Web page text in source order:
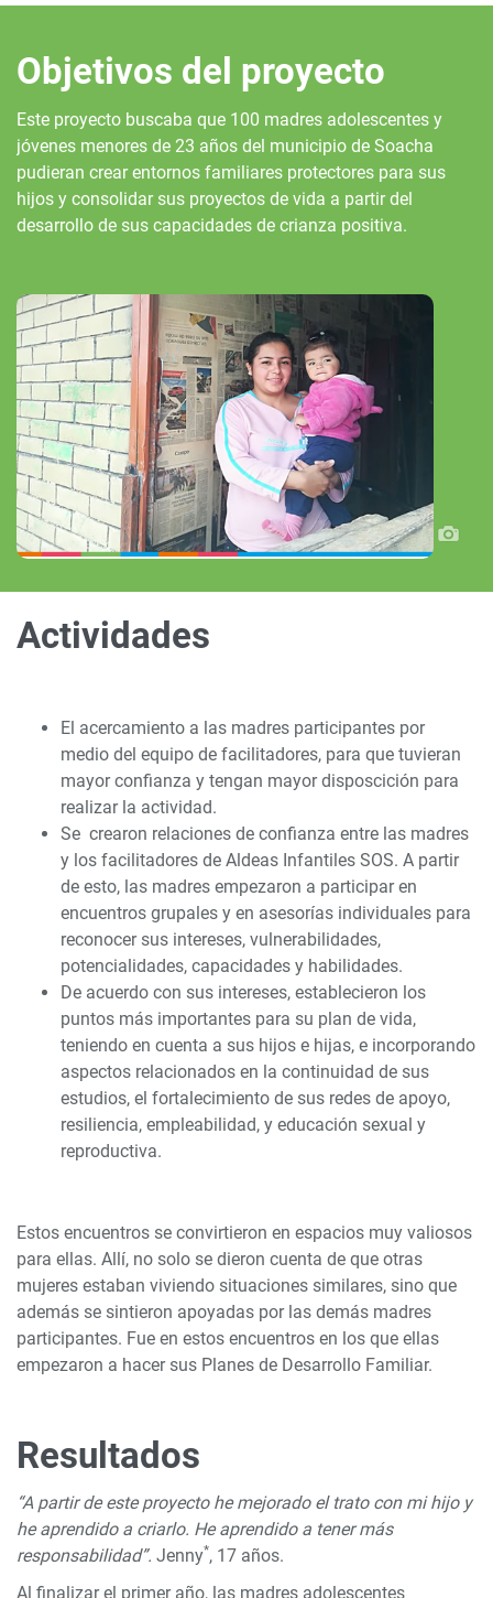
Objetivos del proyecto
Este proyecto buscaba que 100 madres adolescentes y
jóvenes menores de 23 años del municipio de Soacha
pudieran crear entornos familiares protectores para sus
hijos y consolidar sus proyectos de vida a partir del
desarrollo de sus capacidades de crianza positiva.
Actividades
El acercamiento a las madres participantes por
medio del equipo de facilitadores, para que tuvieran
mayor confianza y tengan mayor disposcición para
realizar la actividad.
Se crearon relaciones de confianza entre las madres
y los facilitadores de Aldeas Infantiles SOS. A partir
de esto, las madres empezaron a participar en
encuentros grupales y en asesorías individuales para
reconocer sus intereses, vulnerabilidades,
potencialidades, capacidades y habilidades.
De acuerdo con sus intereses, establecieron los
puntos más importantes para su plan de vida,
teniendo en cuenta a sus hijos e hijas, e incorporando
aspectos relacionados en la continuidad de sus
estudios, el fortalecimiento de sus redes de apoyo,
resiliencia, empleabilidad, y educación sexual y
reproductiva.
Estos encuentros se convirtieron en espacios muy valiosos
para ellas. Allí, no solo se dieron cuenta de que otras
mujeres estaban viviendo situaciones similares, sino que
además se sintieron apoyadas por las demás madres
participantes. Fue en estos encuentros en los que ellas
empezaron a hacer sus Planes de Desarrollo Familiar.
Resultados
“A partir de este proyecto he mejorado el trato con mi hijo y
he aprendido a criarlo. He aprendido a tener más
responsabilidad”. Jenny*, 17 años.
Al finalizar el primer año, las madres adolescentes